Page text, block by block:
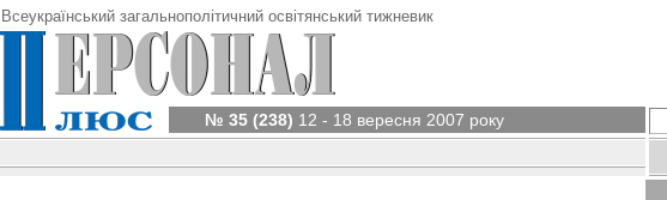
Всеукраїнський загальнополітичний освітянський тижневик
№ 35 (238) 12 - 18 вересня 2007 року